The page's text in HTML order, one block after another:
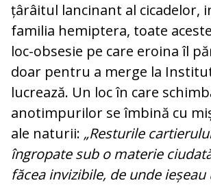
țârâitul lancinant al cicadelor,
familia hemiptera, toate
loc-obsesie pe care eroina îl
doar pentru a merge la
lucrează. Un loc în care
anotimpurilor se îmbină cu
ale naturii: „Resturile
îngropate sub o materie
făcea invizibile, de unde